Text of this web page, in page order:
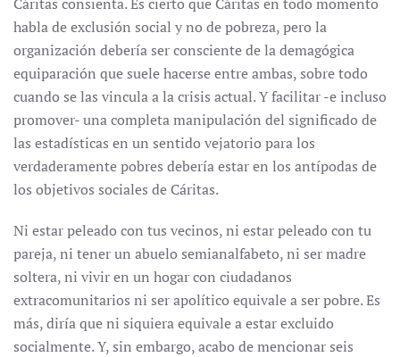
habla de exclusión social y no de pobreza, pero la
organización debería ser consciente de la demagógica
equiparación que suele hacerse entre ambas, sobre todo
cuando se las vincula a la crisis actual. Y facilitar -e incluso
promover- una completa manipulación del significado de
las estadísticas en un sentido vejatorio para los
verdaderamente pobres debería estar en los antípodas de
los objetivos sociales de Cáritas.
Ni estar peleado con tus vecinos, ni estar peleado con tu
pareja, ni tener un abuelo semianalfabeto, ni ser madre
soltera, ni vivir en un hogar con ciudadanos
extracomunitarios ni ser apolítico equivale a ser pobre. Es
más, diría que ni siquiera equivale a estar excluido
socialmente. Y, sin embargo, acabo de mencionar seis